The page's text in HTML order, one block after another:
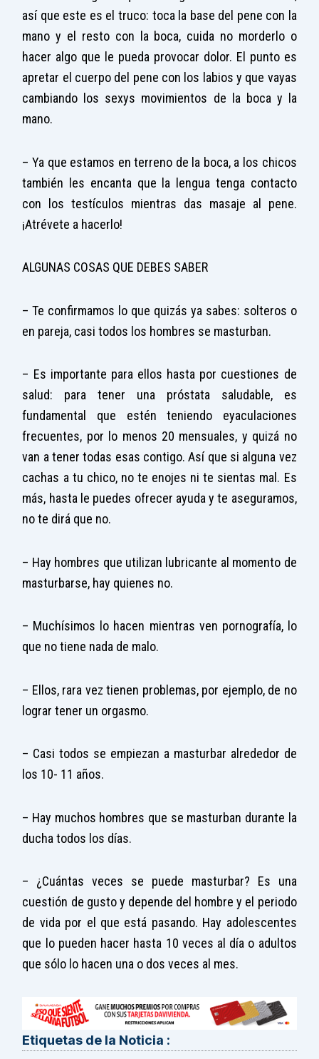
así que este es el truco: toca la base del pene con la
mano y el resto con la boca, cuida no morderlo o
hacer algo que le pueda provocar dolor. El punto es
apretar el cuerpo del pene con los labios y que vayas
cambiando los sexys movimientos de la boca y la
mano.
– Ya que estamos en terreno de la boca, a los chicos
también les encanta que la lengua tenga contacto
con los testículos mientras das masaje al pene.
¡Atrévete a hacerlo!
ALGUNAS COSAS QUE DEBES SABER
– Te confirmamos lo que quizás ya sabes: solteros o
en pareja, casi todos los hombres se masturban.
– Es importante para ellos hasta por cuestiones de
salud: para tener una próstata saludable, es
fundamental que estén teniendo eyaculaciones
frecuentes, por lo menos 20 mensuales, y quizá no
van a tener todas esas contigo. Así que si alguna vez
cachas a tu chico, no te enojes ni te sientas mal. Es
más, hasta le puedes ofrecer ayuda y te aseguramos,
no te dirá que no.
– Hay hombres que utilizan lubricante al momento de
masturbarse, hay quienes no.
– Muchísimos lo hacen mientras ven pornografía, lo
que no tiene nada de malo.
– Ellos, rara vez tienen problemas, por ejemplo, de no
lograr tener un orgasmo.
– Casi todos se empiezan a masturbar alrededor de
los 10- 11 años.
– Hay muchos hombres que se masturban durante la
ducha todos los días.
– ¿Cuántas veces se puede masturbar? Es una
cuestión de gusto y depende del hombre y el periodo
de vida por el que está pasando. Hay adolescentes
que lo pueden hacer hasta 10 veces al día o adultos
que sólo lo hacen una o dos veces al mes.
Etiquetas de la Noticia :